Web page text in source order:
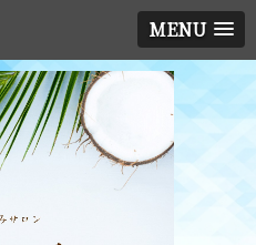
MENU